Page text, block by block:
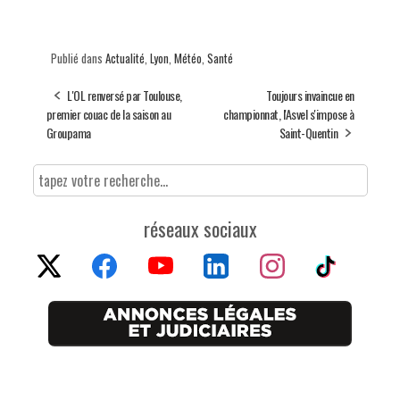
Publié dans Actualité, Lyon, Météo, Santé
L'OL renversé par Toulouse,
premier couac de la saison au
Groupama
Toujours invaincue en
championnat, l'Asvel s'impose à
Saint-Quentin
réseaux sociaux